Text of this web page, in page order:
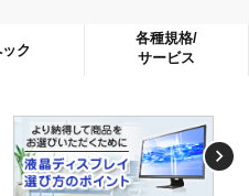
ク
各種規格/
サービス